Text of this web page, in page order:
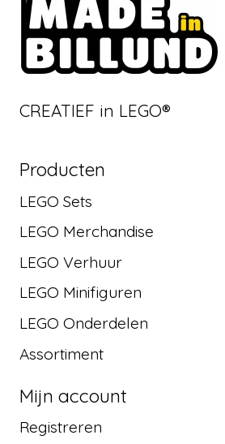
CREATIEF in LEGO®
Producten
LEGO Sets
LEGO Merchandise
LEGO Verhuur
LEGO Minifiguren
LEGO Onderdelen
Assortiment
Mijn account
Registreren